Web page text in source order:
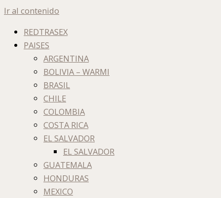
Ir al contenido
REDTRASEX
PAISES
ARGENTINA
BOLIVIA – WARMI
BRASIL
CHILE
COLOMBIA
COSTA RICA
EL SALVADOR
EL SALVADOR
GUATEMALA
HONDURAS
MEXICO